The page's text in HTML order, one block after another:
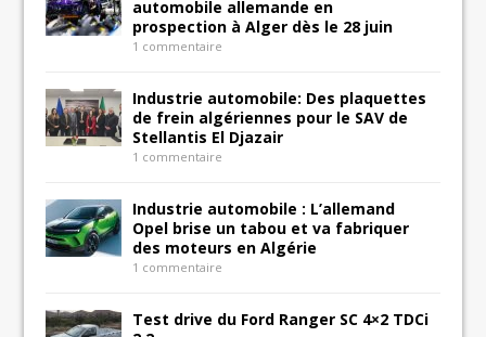
automobile allemande en
prospection à Alger dès le 28 juin
1 commentaire
Industrie automobile: Des plaquettes
de frein algériennes pour le SAV de
Stellantis El Djazair
1 commentaire
Industrie automobile : L’allemand
Opel brise un tabou et va fabriquer
des moteurs en Algérie
1 commentaire
Test drive du Ford Ranger SC 4×2 TDCi